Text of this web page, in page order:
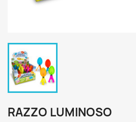
RAZZO LUMINOSO